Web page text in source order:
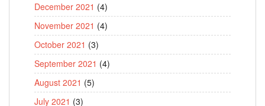
December 2021 (4)
November 2021 (4)
October 2021 (3)
September 2021 (4)
August 2021 (5)
July 2021 (3)